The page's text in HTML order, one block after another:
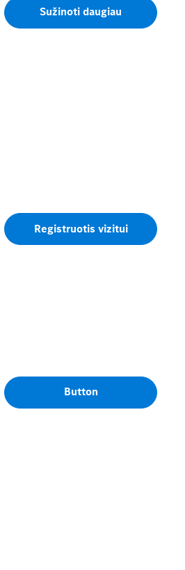
Sužinoti daugiau
Registruotis vizitui
Button